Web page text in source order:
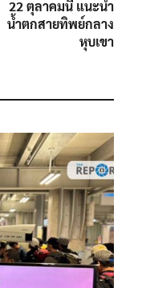
22 ตุลาคมนี้ แนะนำ
น้ำตกสายทิพย์กลาง
หุบเขา